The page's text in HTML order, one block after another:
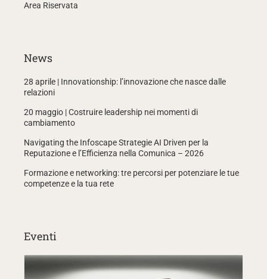
Area Riservata
News
28 aprile | Innovationship: l’innovazione che nasce dalle
relazioni
20 maggio | Costruire leadership nei momenti di
cambiamento
Navigating the Infoscape Strategie AI Driven per la
Reputazione e l’Efficienza nella Comunica – 2026
Formazione e networking: tre percorsi per potenziare le tue
competenze e la tua rete
Eventi